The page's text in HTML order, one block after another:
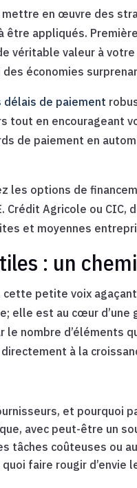
en œuvre des
être appliqués.
véritable valeur à
économies
délais de paiement
tout en encourageant
de paiement en
les options de
Crédit Agricole ou
et moyennes
: un
petite voix
elle est au cœur
le nombre d’éléments
à la
et pourquoi
avec peut-être un
tâches coûteuses ou
faire rougir d’envie